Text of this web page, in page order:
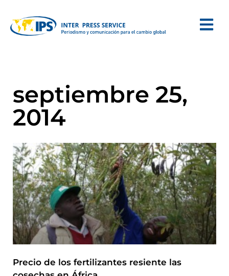
septiembre 25,
2014
Precio de los fertilizantes resiente las